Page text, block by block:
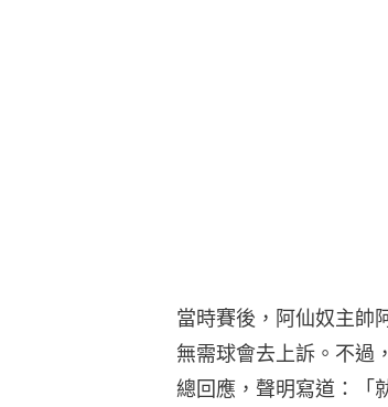
當時賽後，阿仙奴主帥
無需球會去上訴。不過
總回應，聲明寫道：「